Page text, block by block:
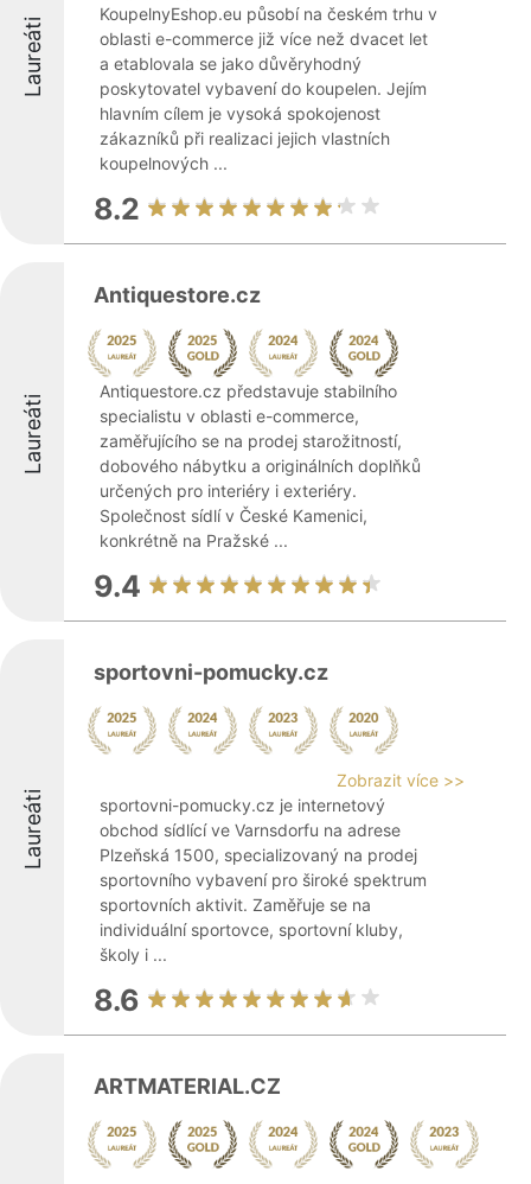
Laureáti
KoupelnyEshop.eu působí na českém trhu v
oblasti e-commerce již více než dvacet let
a etablovala se jako důvěryhodný
poskytovatel vybavení do koupelen. Jejím
hlavním cílem je vysoká spokojenost
zákazníků při realizaci jejich vlastních
koupelnových ...
8.2
Laureáti
Antiquestore.cz
Antiquestore.cz představuje stabilního
specialistu v oblasti e-commerce,
zaměřujícího se na prodej starožitností,
dobového nábytku a originálních doplňků
určených pro interiéry i exteriéry.
Společnost sídlí v České Kamenici,
konkrétně na Pražské ...
9.4
Laureáti
sportovni-pomucky.cz
Zobrazit více >>
sportovni-pomucky.cz je internetový
obchod sídlící ve Varnsdorfu na adrese
Plzeňská 1500, specializovaný na prodej
sportovního vybavení pro široké spektrum
sportovních aktivit. Zaměřuje se na
individuální sportovce, sportovní kluby,
školy i ...
8.6
ARTMATERIAL.CZ